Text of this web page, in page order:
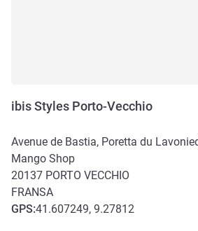
ibis Styles Porto-Vecchio
Avenue de Bastia, Poretta du
Mango Shop
20137 PORTO VECCHIO
FRANSA
GPS:41.607249, 9.27812